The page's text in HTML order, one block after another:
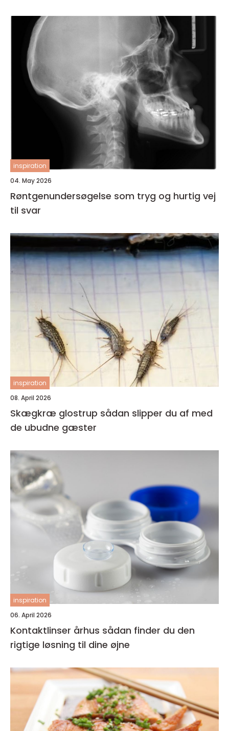
inspiration
04. May 2026
Røntgenundersøgelse som tryg og hurtig vej
til svar
inspiration
08. April 2026
Skægkræ glostrup sådan slipper du af med
de ubudne gæster
inspiration
06. April 2026
Kontaktlinser århus sådan finder du den
rigtige løsning til dine øjne